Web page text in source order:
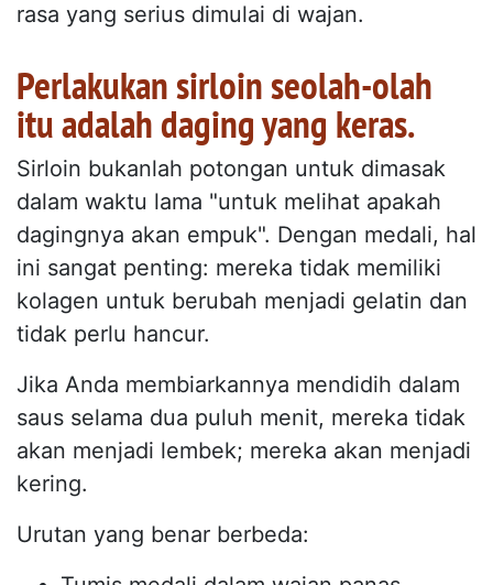
rasa yang serius dimulai di wajan.
Perlakukan sirloin seolah-olah
itu adalah daging yang keras.
Sirloin bukanlah potongan untuk dimasak
dalam waktu lama "untuk melihat apakah
dagingnya akan empuk". Dengan medali, hal
ini sangat penting: mereka tidak memiliki
kolagen untuk berubah menjadi gelatin dan
tidak perlu hancur.
Jika Anda membiarkannya mendidih dalam
saus selama dua puluh menit, mereka tidak
akan menjadi lembek; mereka akan menjadi
kering.
Urutan yang benar berbeda: